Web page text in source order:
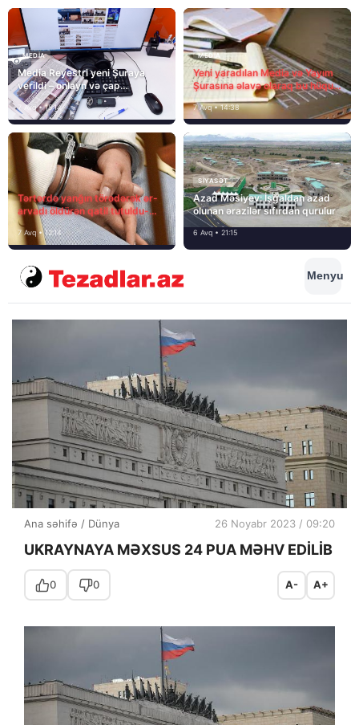
MEDİA
Media Reyestri yeni Şuraya
verildi – onlayn və çap
mediasını nə gözləyir?
7 Avq • 15:14
MEDİA
Yeni yaradılan Media və Yayım
Şurasına əlavə olaraq bu hüquq
və vəzifələr də verilib
7 Avq • 14:38
Tərtərdə yanğın törədərək ər-
arvadı öldürən qatil tutuldu-
SON DƏQİQƏ
7 Avq • 12:14
SIYASƏT
Azad Məsiyev: İşğaldan azad
olunan ərazilər sıfırdan qurulur
6 Avq • 21:15
Menyu
Ana səhifə / Dünya 26 Noyabr 2023 / 09:20
UKRAYNAYA MƏXSUS 24 PUA MƏHV EDİLİB
0 0 A- A+